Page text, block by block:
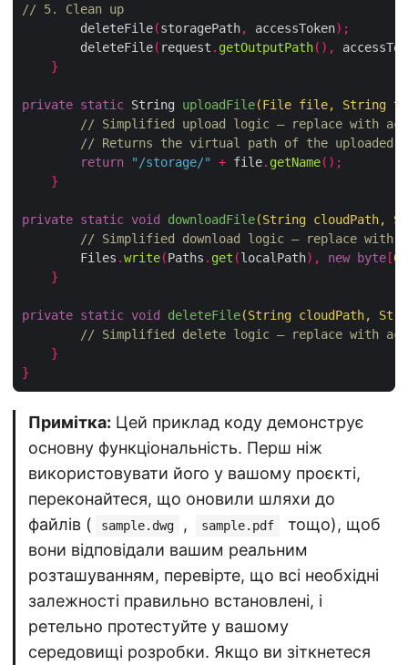
// 5. Clean up
        deleteFile
(storagePath, accessToken);
        deleteFile
( request . getOutputPath(),
}
private static String uploadFile(File file,
String
// Simplified upload logic – replace with
// Returns the virtual path of the uploaded
return
"/storage/" + file. getName();
}
private static void downloadFile(String cloudPath,
// Simplified download logic – replace with
        Files
.write(Paths . get (localPath), new byte [0
}
private static void deleteFile(String cloudPath,
// Simplified delete logic – replace with
}
}
Примітка: Цей приклад коду демонструє
основну функціональність. Перш ніж
використовувати його у вашому проєкті,
переконайтеся, що оновили шляхи до
файлів (
sample.dwg , sample.pdf
тощо), щоб
вони відповідали вашим реальним
розташуванням, перевірте, що всі необхідні
залежності правильно встановлені, і
ретельно протестуйте у вашому
середовищі розробки. Якщо ви зіткнетеся